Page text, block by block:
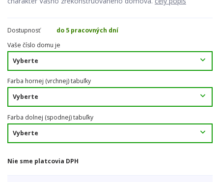
Dostupnosť
do 5 pracovných dní
Vaše číslo domu je
Farba hornej (vrchnej) tabuľky
Farba dolnej (spodnej) tabuľky
Nie sme platcovia DPH